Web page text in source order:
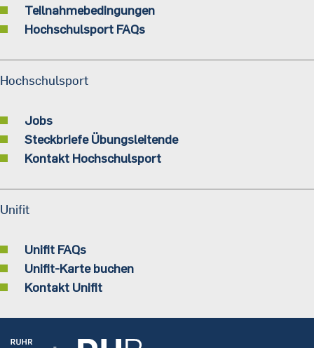
Teilnahmebedingungen
Hochschulsport FAQs
Hochschulsport
Jobs
Steckbriefe Übungsleitende
Kontakt Hochschulsport
Unifit
Unifit FAQs
Unifit-Karte buchen
Kontakt Unifit